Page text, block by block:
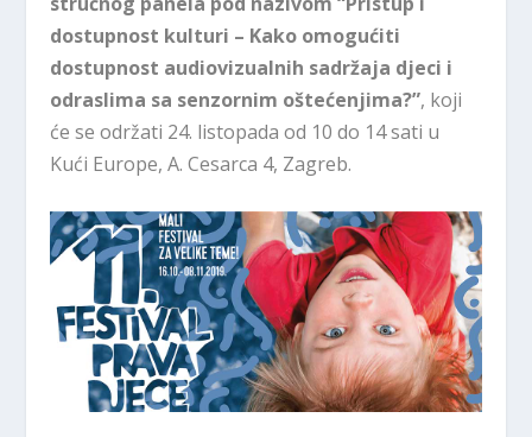
dostupnost kulturi – Kako omogućiti
dostupnost audiovizualnih sadržaja djeci i
odraslima sa senzornim oštećenjima?”, koji
će se održati 24. listopada od 10 do 14 sati u
Kući Europe, A. Cesarca 4, Zagreb.